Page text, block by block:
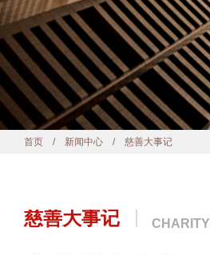
首页 / 新闻中心 / 慈善大事记
慈善大事记